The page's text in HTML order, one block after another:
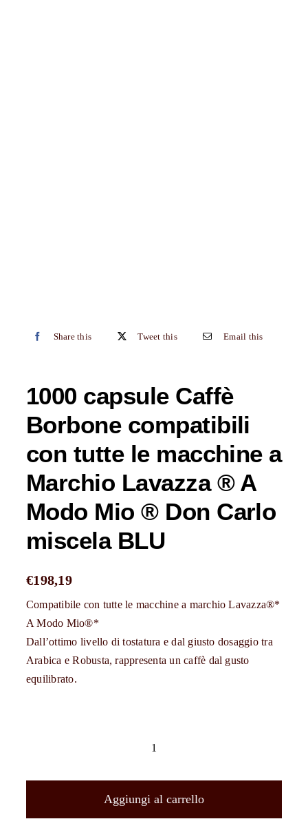
Share this Tweet this Email this
1000 capsule Caffè
Borbone compatibili
con tutte le macchine a
Marchio Lavazza ® A
Modo Mio ® Don Carlo
miscela BLU
€198,19
Compatibile con tutte le macchine a marchio Lavazza®*
A Modo Mio®*
Dall’ottimo livello di tostatura e dal giusto dosaggio tra
Arabica e Robusta, rappresenta un caffè dal gusto
equilibrato.
Caffè
Aggiungi al carrello